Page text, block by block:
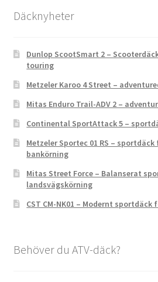
Däcknyheter
Dunlop ScootSmart 2 –
touring
Metzeler Karoo 4 Street –
Mitas Enduro Trail-ADV 2 –
Continental SportAttack 5 –
Metzeler Sportec 01 RS –
bankörning
Mitas Street Force – Balanserat
landsvägskörning
CST CM-NK01 – Modernt sportdäck
Behöver du ATV-däck?